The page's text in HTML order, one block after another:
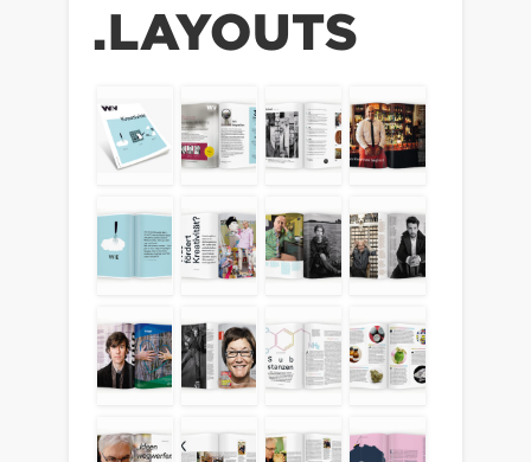
.LAYOUTS